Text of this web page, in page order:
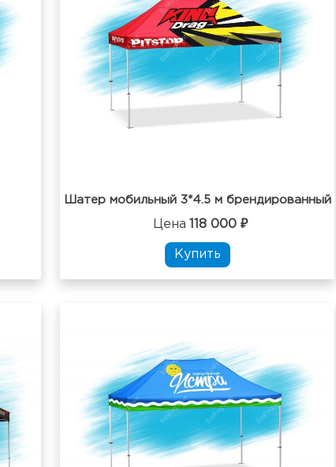
Шатер мобильный 3*4.5 м брендированный
Цена 118 000 ₽
Купить